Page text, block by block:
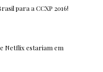
para a CCXP 2016!
Netflix estariam em